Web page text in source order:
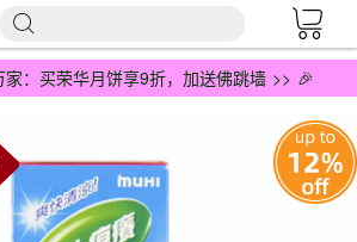
：买荣华月饼享9折，加送佛跳墙 >> 🎉